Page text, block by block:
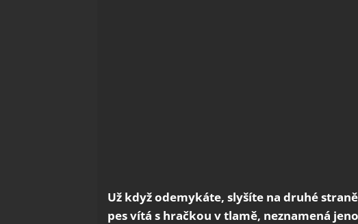
Už když odemykáte, slyšíte na druhé
pes vítá s hračkou v tlamě, neznamená